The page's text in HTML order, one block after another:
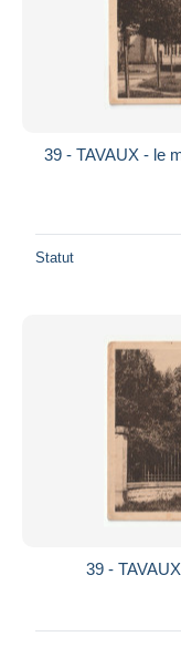
39 - TAVAUX - le
Statut
39 -